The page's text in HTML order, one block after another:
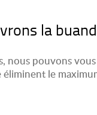
la
pouvons
éliminent le